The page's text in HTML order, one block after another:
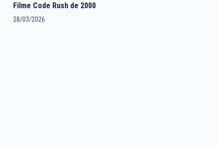
Filme Code Rush de 2000
28/03/2026